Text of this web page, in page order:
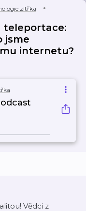
zítřka
teleportace:
jsme
internetu?
Vědci z